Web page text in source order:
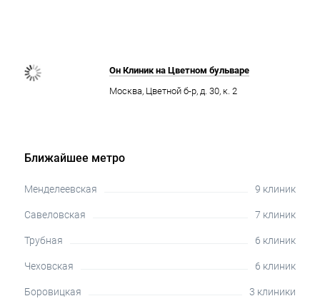
Он Клиник на Цветном бульваре
Москва, Цветной б-р, д. 30, к. 2
Ближайшее метро
Менделеевская 9 клиник
Савеловская 7 клиник
Трубная 6 клиник
Чеховская 6 клиник
Боровицкая 3 клиники